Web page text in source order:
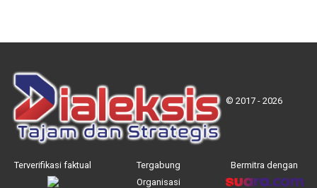
© 2017 - 2026
Terverifikasi faktual
Tergabung
Organisasi
Bermitra dengan